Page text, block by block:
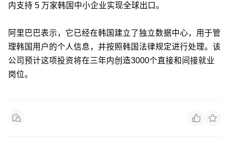
内支持 5 万家韩国中小企业实现全球出口。
阿里巴巴表示，它已经在韩国建立了独立数据中心，用于管
理韩国用户的个人信息，并按照韩国法律规定进行处理。该
公司预计这项投资将在三年内创造3000个直接和间接就业
岗位。